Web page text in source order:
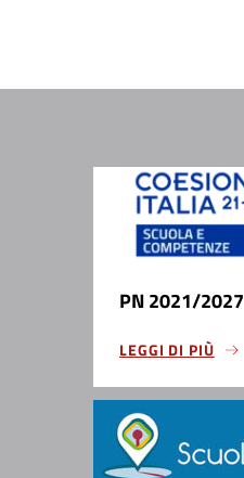
PN 2021/2027
LEGGI DI PIÙ